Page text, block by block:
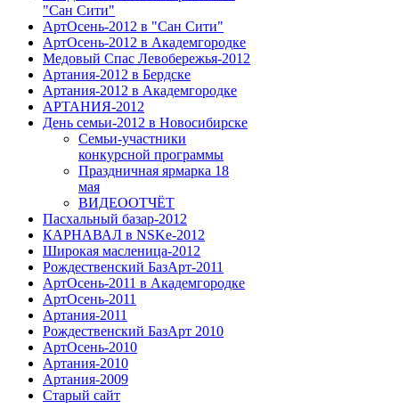
"Сан Сити"
АртОсень-2012 в "Сан Сити"
АртОсень-2012 в Академгородке
Медовый Спас Левобережья-2012
Артания-2012 в Бердске
Артания-2012 в Академгородке
АРТАНИЯ-2012
День семьи-2012 в Новосибирске
Семьи-участники
конкурсной программы
Праздничная ярмарка 18
мая
ВИДЕООТЧЁТ
Пасхальный базар-2012
КАРНАВАЛ в NSKe-2012
Широкая масленица-2012
Рождественский БазАрт-2011
АртОсень-2011 в Академгородке
АртОсень-2011
Артания-2011
Рождественский БазАрт 2010
АртОсень-2010
Артания-2010
Артания-2009
Старый сайт